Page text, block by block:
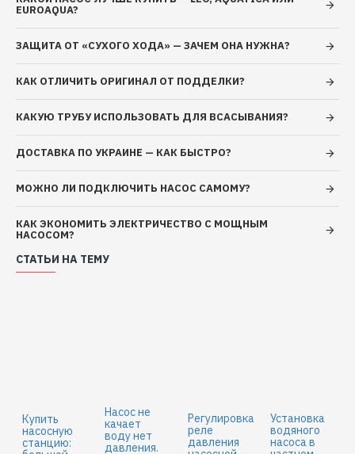
Конструкция:
Корпус насосной части: нержавеющая сталь
Рабочее колесо: полимер
Гидроаккумулятор: сталь
Характеристики электрической
внешней вентиляцией, со встроенной
термозащитой.
EUROAQUA?
ЗАЩИТА ОТ «СУХОГО ХОДА» — ЗАЧЕМ ОНА НУЖНА?
КАК ОТЛИЧИТЬ ОРИГИНАЛ ОТ ПОДДЕЛКИ?
КАКУЮ ТРУБУ ИСПОЛЬЗОВАТЬ ДЛЯ ВСАСЫВАНИЯ?
ДОСТАВКА ПО УКРАИНЕ — КАК БЫСТРО?
МОЖНО ЛИ ПОДКЛЮЧИТЬ НАСОС САМОМУ?
КАК ЭКОНОМИТЬ ЭЛЕКТРИЧЕСТВО С МОЩНЫМ
НАСОСОМ?
СТАТЬИ НА ТЕМУ
Купить
насосную
станцию:
Насос не
качает
воду нет
давления.
Регулировка
реле
давления
Установка
водяного
насоса в